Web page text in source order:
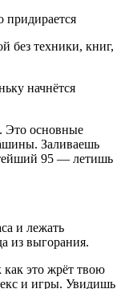
без техники, книг,
начнётся
Это основные
Заливаешь
95 — летишь
и лежать
из выгорания.
как это жрёт твою
и игры. Увидишь